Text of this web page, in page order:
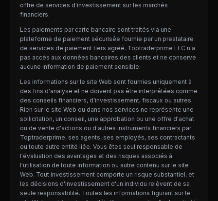
offre de services d'investissement sur les marchés
financiers.
Les paiements par carte bancaire sont traités via une
plateforme de paiement sécurisée fournie par un prestataire
de services de paiement tiers agréé. Toptraderprime LLC n'a
pas accès aux données bancaires des clients et ne conserve
aucune information de paiement sensible.
Les informations sur le site Web sont fournies uniquement à
des fins d'analyse et ne doivent pas être interprétées comme
des conseils financiers, d'investissement, fiscaux ou autres.
Rien sur le site Web ou dans nos services ne représente une
sollicitation, un conseil, une approbation ou une offre d'achat
ou de vente d'actions ou d'autres instruments financiers par
Toptraderprime, ses agents, ses employés, ses contractants
ou toute autre entité liée. Vous êtes seul responsable de
l'évaluation des avantages et des risques associés à
l'utilisation de toute information ou autre contenu sur le site
Web. Tout investissement comporte un risque substantiel, et
les décisions d'investissement d'un individu relèvent de sa
seule responsabilité. Toutes les informations figurant sur le